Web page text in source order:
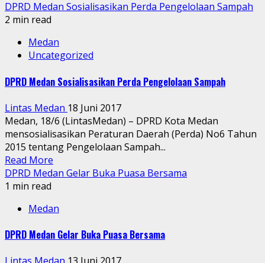
DPRD Medan Sosialisasikan Perda Pengelolaan Sampah
2 min read
Medan
Uncategorized
DPRD Medan Sosialisasikan Perda Pengelolaan Sampah
Lintas Medan 18 Juni 2017
Medan, 18/6 (LintasMedan) – DPRD Kota Medan
mensosialisasikan Peraturan Daerah (Perda) No6 Tahun
2015 tentang Pengelolaan Sampah...
Read More
DPRD Medan Gelar Buka Puasa Bersama
1 min read
Medan
DPRD Medan Gelar Buka Puasa Bersama